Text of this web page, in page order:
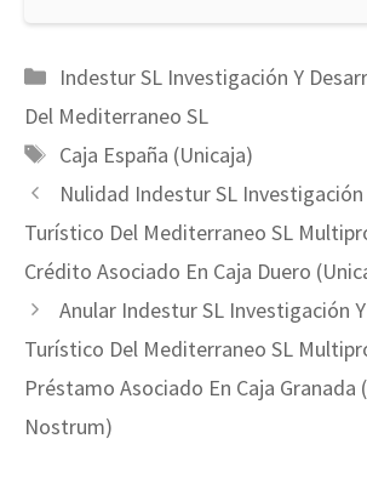
Categorías
Indestur SL Investigación Y
Del Mediterraneo SL
Etiquetas
Caja España (Unicaja)
Nulidad Indestur SL
Turístico Del Mediterraneo SL
Crédito Asociado En Caja Duero
Anular Indestur SL Investigación
Turístico Del Mediterraneo SL
Préstamo Asociado En Caja Granada
Nostrum)